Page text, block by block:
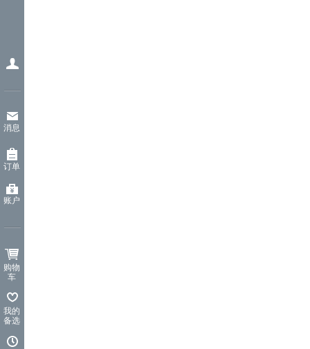
消息
订单
账户
购物
车
我的
备选